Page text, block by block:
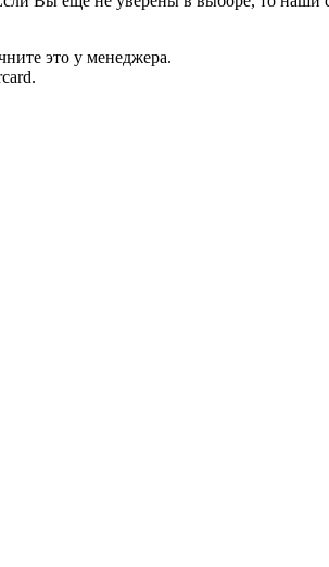
это у менеджера.